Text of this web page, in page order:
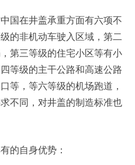
在井盖承重方面有六项不
的非机动车驶入区域，第二
第三等级的住宅小区等有小
等级的主干公路和高速公路
等，等六等级的机场跑道，
不同，对井盖的制造标准也
自身优势：